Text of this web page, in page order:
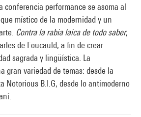
conferencia performance se asoma al
místico de la modernidad y un
Contra la rabia laica de todo saber,
de Foucauld, a fin de crear
sagrada y lingüística. La
gran variedad de temas: desde la
Notorious B.I.G, desde lo antimoderno